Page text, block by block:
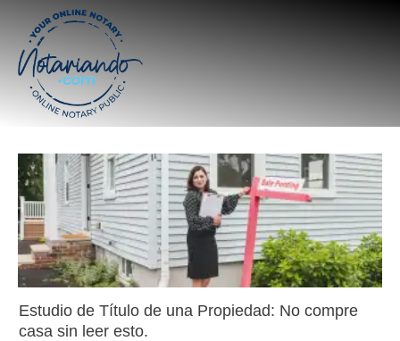
Estudio de Título de una Propiedad: No compre
casa sin leer esto.